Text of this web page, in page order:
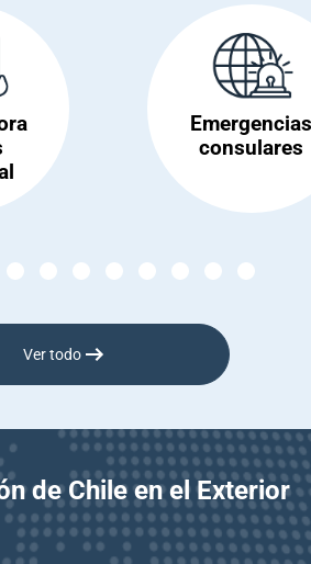
consulares
Ver todo
de Chile en el Exterior